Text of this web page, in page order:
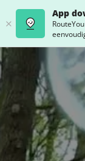
App